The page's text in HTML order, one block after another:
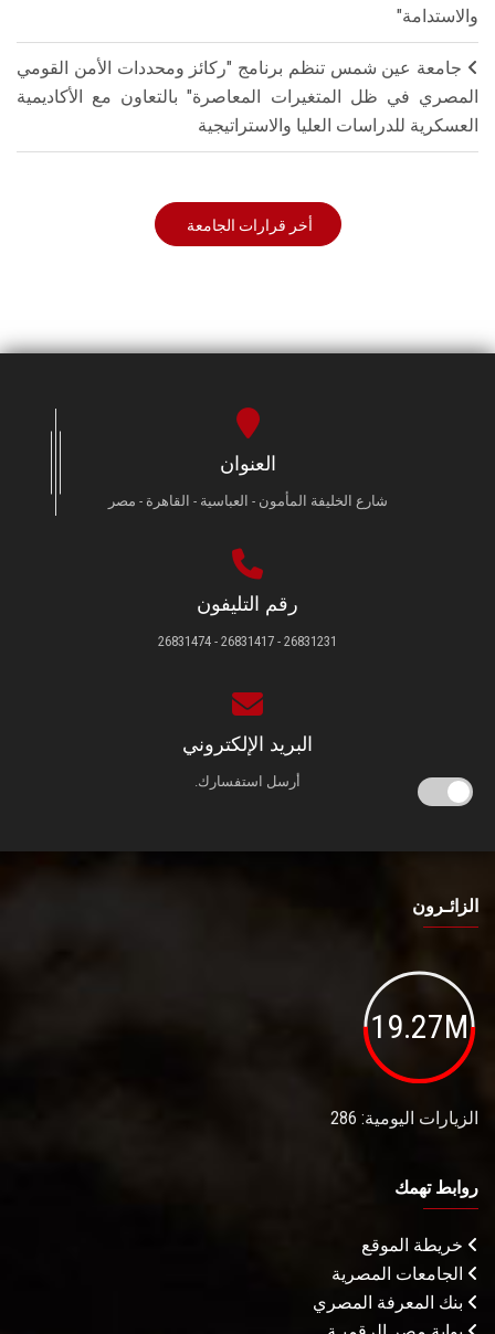
والاستدامة"
جامعة عين شمس تنظم برنامج "ركائز ومحددات الأمن القومي
المصري في ظل المتغيرات المعاصرة" بالتعاون مع الأكاديمية
العسكرية للدراسات العليا والاستراتيجية
أخر قرارات الجامعة
العنوان
شارع الخليفة المأمون - العباسية - القاهرة - مصر
رقم التليفون
26831231 - 26831417 - 26831474
البريد الإلكتروني
أرسل استفسارك.
الزائـرون
19.27M
الزيارات اليومية: 286
روابط تهمك
خريطة الموقع
الجامعات المصرية
بنك المعرفة المصري